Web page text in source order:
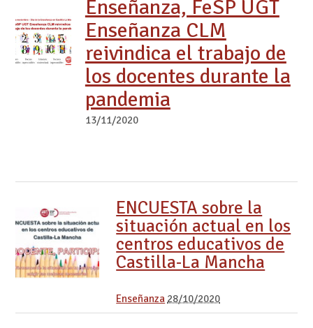
Enseñanza, FeSP UGT
Enseñanza CLM
reivindica el trabajo de
los docentes durante la
pandemia
13/11/2020
ENCUESTA sobre la
situación actual en los
centros educativos de
Castilla-La Mancha
Enseñanza 28/10/2020